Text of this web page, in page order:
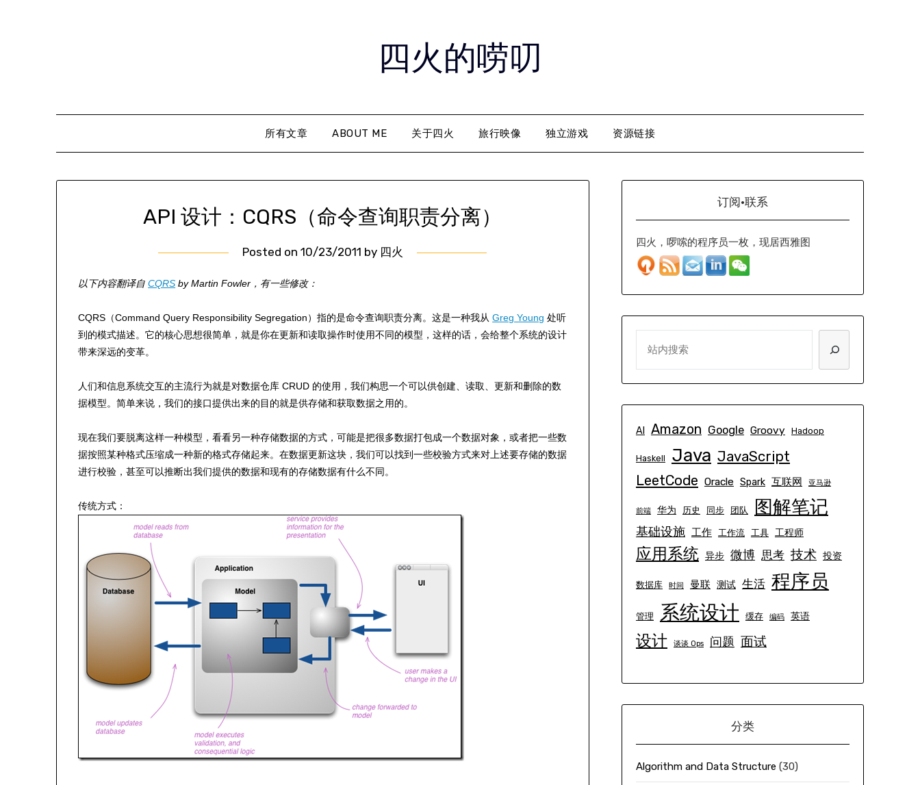
四火的唠叨
所有文章 ABOUT ME 关于四火 旅行映像 独立游戏 资源链接
API 设计：CQRS（命令查询职责分离）
Posted on 10/23/2011 by 四火
以下内容翻译自CQRS by Martin Fowler，有一些修改：
CQRS（Command Query Responsibility Segregation）指的是命令查询职责分离。这是一种我从Greg Young 处听
到的模式描述。它的核心思想很简单，就是你在更新和读取操作时使用不同的模型，这样的话，会给整个系统的设计
带来深远的变革。
人们和信息系统交互的主流行为就是对数据仓库 CRUD 的使用，我们构思一个可以供创建、读取、更新和删除的数
据模型。简单来说，我们的接口提供出来的目的就是供存储和获取数据之用的。
现在我们要脱离这样一种模型，看看另一种存储数据的方式，可能是把很多数据打包成一个数据对象，或者把一些数
据按照某种格式压缩成一种新的格式存储起来。在数据更新这块，我们可以找到一些校验方式来对上述要存储的数据
进行校验，甚至可以推断出我们提供的数据和现有的存储数据有什么不同。
传统方式：
订阅·联系
四火，啰嗦的程序员一枚，现居西雅图
AI Amazon Google Groovy Hadoop
Haskell Java JavaScript
LeetCode Oracle Spark 互联网 亚马逊
前端 华为 历史 同步 团队 图解笔记
基础设施 工作 工作流 工具 工程师
应用系统 异步 微博 思考 技术 投资
数据库 时间 曼联 测试 生活 程序员
管理 系统设计 缓存 编码 英语
设计 谈谈 Ops 问题 面试
分类
Algorithm and Data Structure (30)